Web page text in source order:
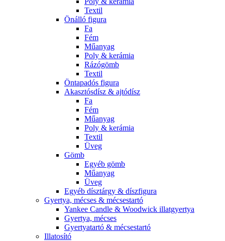
Textil
Önálló figura
Fa
Fém
Műanyag
Poly & kerámia
Rázógömb
Textil
Öntapadós figura
Akasztósdísz & ajtódísz
Fa
Fém
Műanyag
Poly & kerámia
Textil
Üveg
Gömb
Egyéb gömb
Műanyag
Üveg
Egyéb dísztárgy & díszfigura
Gyertya, mécses & mécsestartó
Yankee Candle & Woodwick illatgyertya
Gyertya, mécses
Gyertyatartó & mécsestartó
Illatosító